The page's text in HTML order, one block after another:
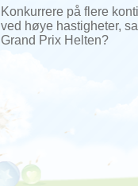
Konkurrere på flere
ved høye hastigheter,
Grand Prix Helten?